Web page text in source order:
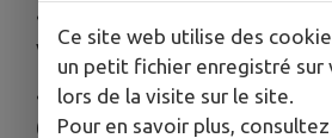
• Conforter son aptitude
vélo
• Prendre en main le vélo à
(plus lourd, plus rapide)
Ce site web utilise des
un petit fichier enregistré
lors de la visite sur le site.
Pour en savoir plus,